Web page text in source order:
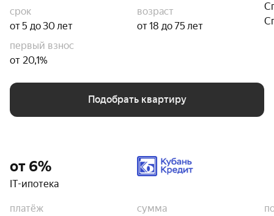
срок
от 5 до 30 лет
возраст
от 18 до 75 лет
первый взнос
от 20,1%
Подобрать квартиру
от 6%
IT-ипотека
платёж
сумма